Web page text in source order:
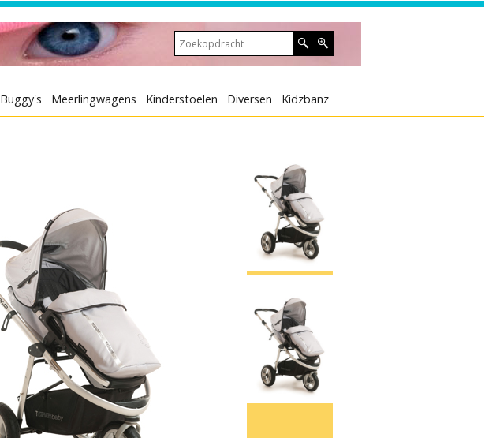
Buggy's Meerlingwagens Kinderstoelen Diversen Kidzbanz